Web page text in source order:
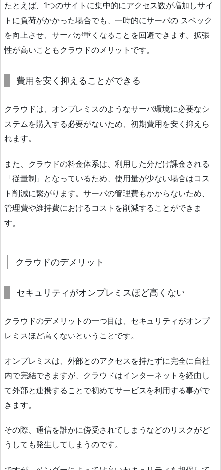
たとえば、1つのサイトに集中的にアクセス数が増加しサイ
トに負荷がかかった場合でも、一時的にサーバの スペック
を向上させ、サーバが重くなることを回避できます。拡張
性が高いこともクラウドのメリットです。
費用を安く抑えることができる
クラウドは、オンプレミスのようなサーバ環境に必要なシ
ステムを購入する必要がないため、初期費用を安く抑えら
れます。
また、クラウドの料金体系は、利用した分だけ課金される
「従量制」となっているため、使用量が少ない場合はコス
ト削減に繋がります。サーバの管理費もかからないため、
管理費や維持費におけるコストを削減することができま
す。
クラウドのデメリット
セキュリティがオンプレミスほど高くない
クラウドのデメリットの一つ目は、セキュリティがオンプ
レミスほど高くないということです。
オンプレミスは、外部とのアクセスを持たずに完全に自社
内で完結できますが、クラウドはインターネットを経由し
て外部と連携することで初めてサービスを利用する事がで
きます。
その際、通信を誰かに傍受されてしまうなどのリスクがど
うしても発生してしまうのです。